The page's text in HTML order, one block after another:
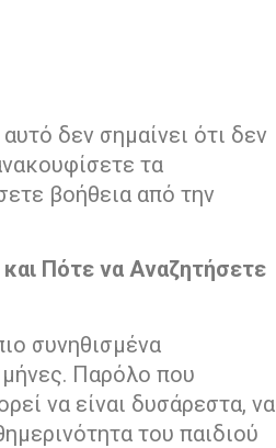
δεν σημαίνει ότι δεν
τα
βοήθεια από την
Πότε να Αναζητήσετε
συνηθισμένα
μήνες. Παρόλο που
να είναι δυσάρεστα, να
του παιδιού